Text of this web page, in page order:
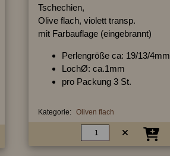
Tschechien,
Olive flach, violett transp.
mit Farbauflage (eingebrannt)
Perlengröße ca: 19/13/4mm
LochØ: ca.1mm
pro Packung 3 St.
Kategorie: Oliven flach